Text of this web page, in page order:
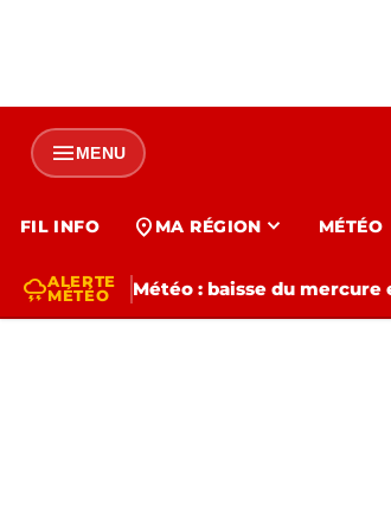
menuMENU
FIL INFO location_on MA RÉGION expand_more MÉTÉO
thunderstormALERTE
MÉTÉO
Météo : baisse du